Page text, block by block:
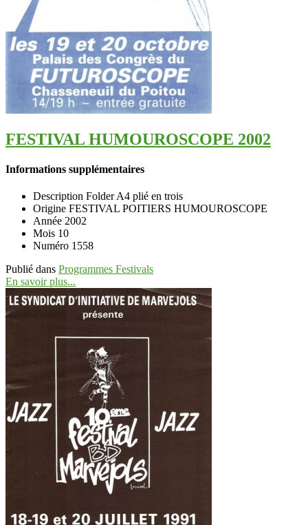
FESTIVAL HUMOUROSCOPE 2002
Informations supplémentaires
Description Folder A4 plié en trois
Origine FESTIVAL POITIERS HUMOUROSCOPE
Année 2002
Mois 10
Numéro 1558
Publié dans Programmes Festivals
En savoir plus...